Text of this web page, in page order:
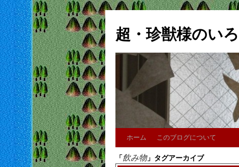
超・珍獣様のい
ホーム このブログについて
「 飲み物」タグアーカイブ